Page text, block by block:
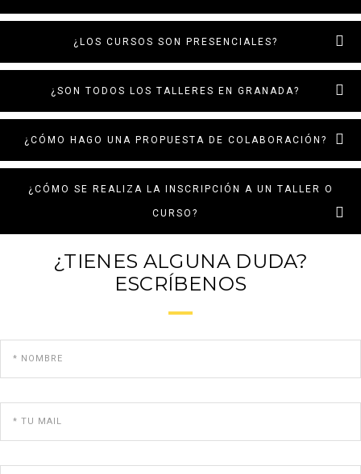
¿LOS CURSOS SON PRESENCIALES?
¿SON TODOS LOS TALLERES EN GRANADA?
¿CÓMO HAGO UNA PROPUESTA DE COLABORACIÓN?
¿CÓMO SE REALIZA LA INSCRIPCIÓN A UN TALLER O
CURSO?
¿TIENES ALGUNA DUDA?
ESCRÍBENOS